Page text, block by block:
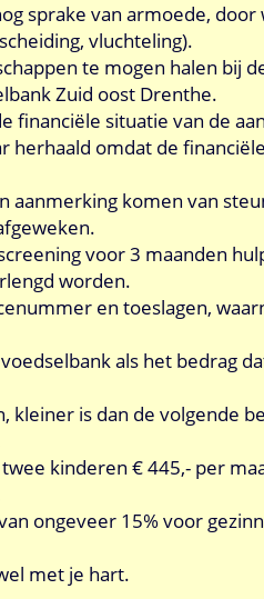
sprake van armoede, door
vluchteling).
te mogen halen bij
Zuid oost Drenthe.
financiële situatie van de
herhaald omdat de
aanmerking komen van
voor 3 maanden
worden.
en toeslagen,
als het bedrag
kleiner is dan de volgende
kinderen € 445,- per
ongeveer 15% voor
met je hart.